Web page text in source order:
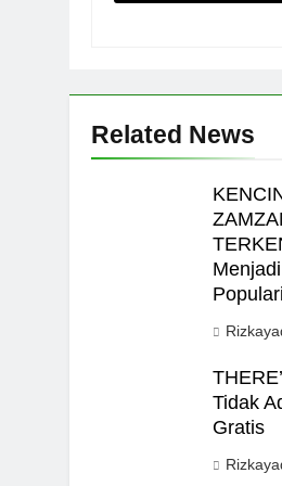
Related News
Tidak
Gratis